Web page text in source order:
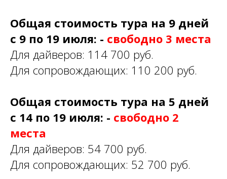
Общая стоимость тура на 9 дней
с 9 по 19 июля: - свободно 3 места
Для дайверов: 114 700 руб.
Для сопровождающих: 110 200 руб.
Общая стоимость тура на 5 дней
с 14 по 19 июля: - свободно 2
места
Для дайверов: 54 700 руб.
Для сопровождающих: 52 700 руб.